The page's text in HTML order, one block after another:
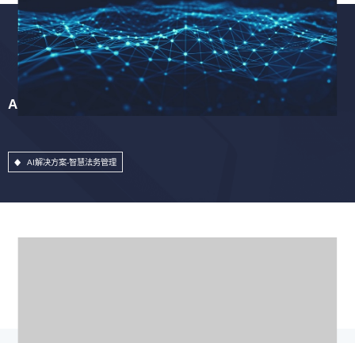
AI解决方案-智慧法务管理
AI解决方案-智慧法务管理